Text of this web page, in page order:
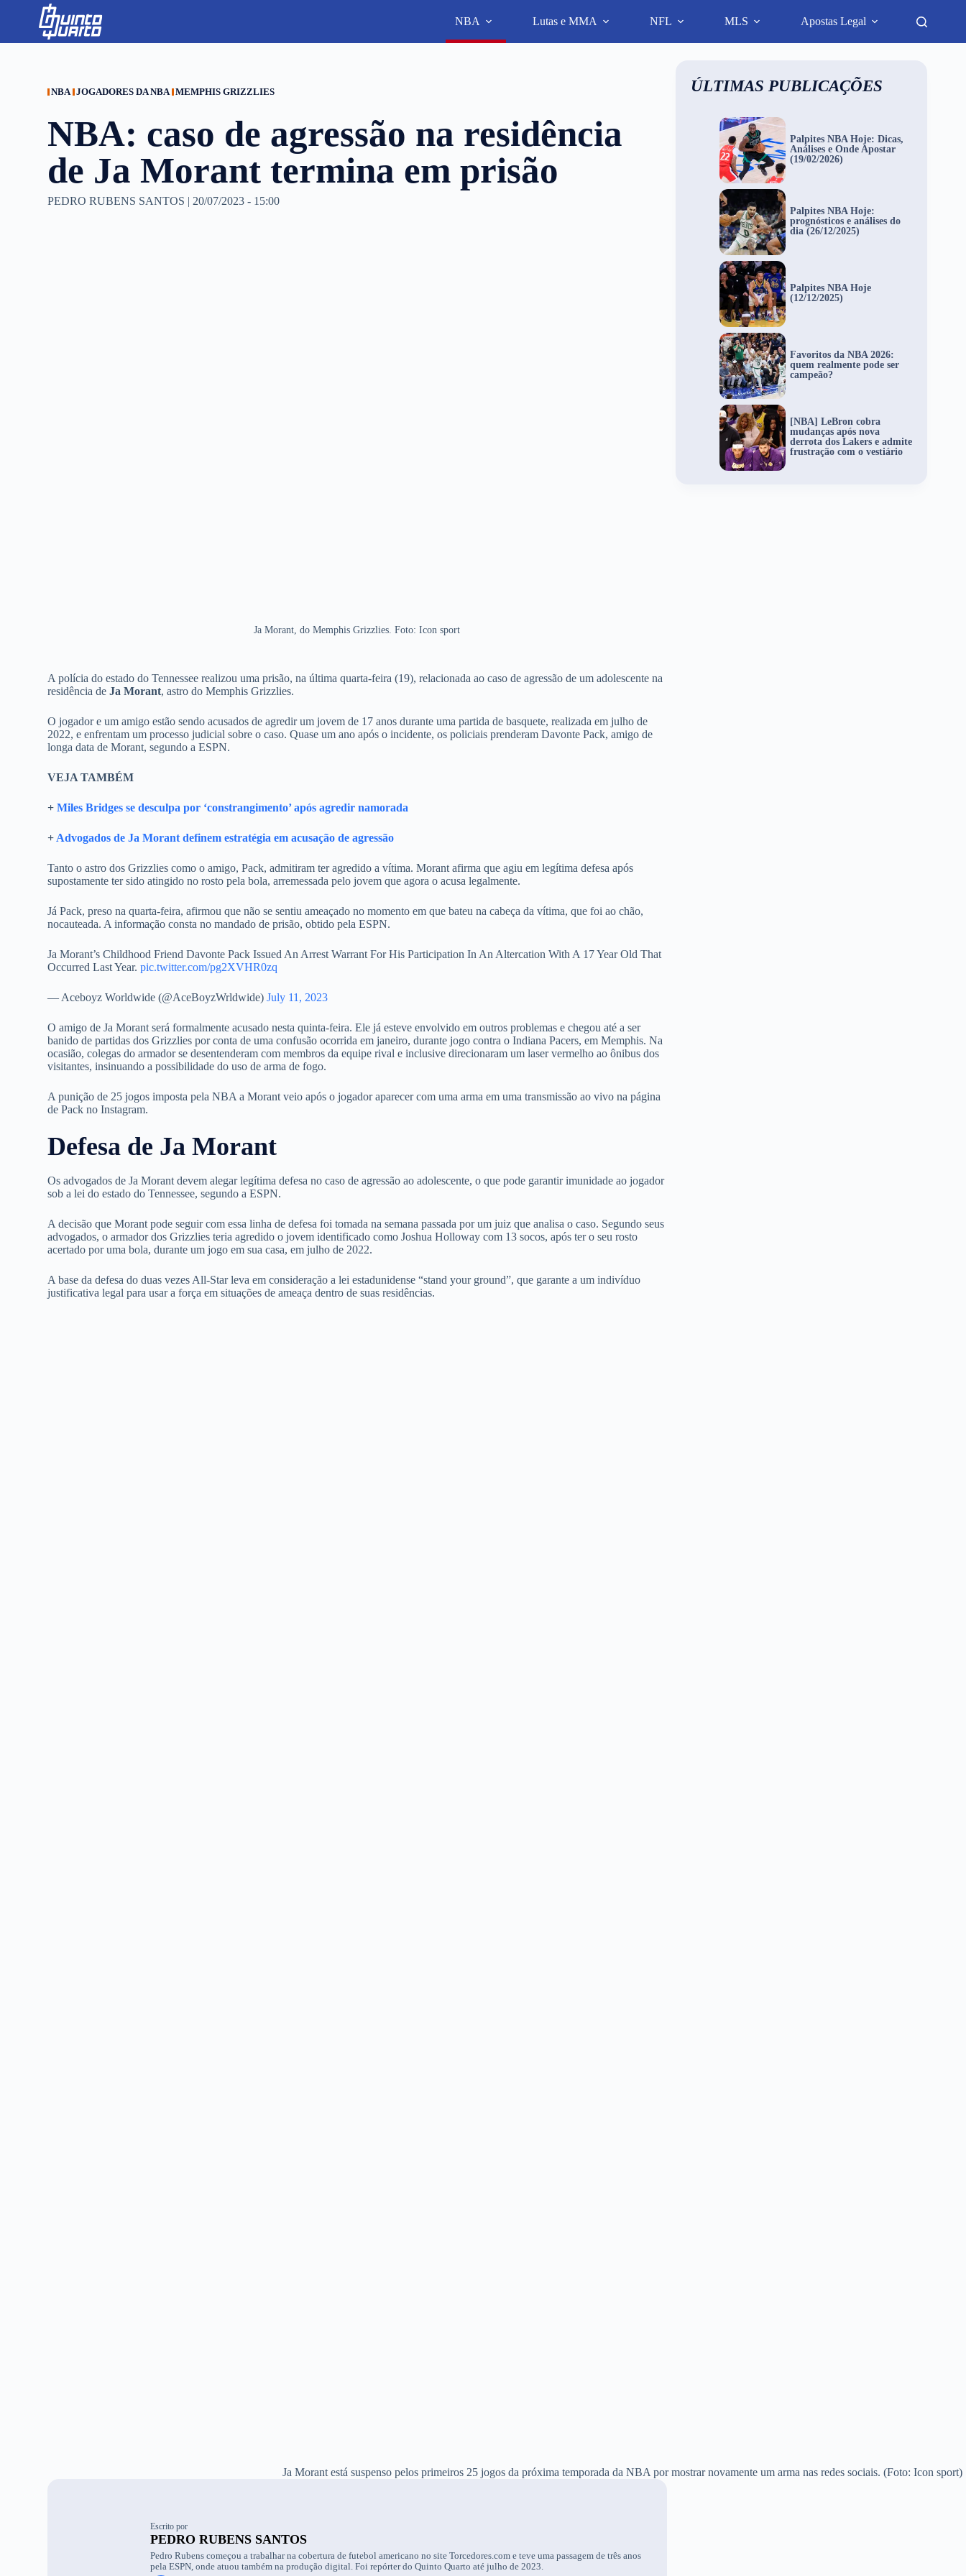
p
NBA Lutas e MMA NFL MLS Apostas Legal
NBA JOGADORES DA NBA MEMPHIS GRIZZLIES
NBA: caso de agressão na residência
de Ja Morant termina em prisão
PEDRO RUBENS SANTOS | 20/07/2023 - 15:00
Ja Morant, do Memphis Grizzlies. Foto: Icon sport
A polícia do estado do Tennessee realizou uma prisão, na última quarta-feira (19), relacionada ao caso de agressão de um adolescente na
residência deJa Morant, astro do Memphis Grizzlies.
O jogador e um amigo estão sendo acusados de agredir um jovem de 17 anos durante uma partida de basquete, realizada em julho de
2022, e enfrentam um processo judicial sobre o caso. Quase um ano após o incidente, os policiais prenderam Davonte Pack, amigo de
longa data de Morant, segundo a ESPN.
VEJA TAMBÉM
+Miles Bridges se desculpa por ‘constrangimento’ após agredir namorada
+ Advogados de Ja Morant definem estratégia em acusação de agressão
Tanto o astro dos Grizzlies como o amigo, Pack, admitiram ter agredido a vítima. Morant afirma que agiu em legítima defesa após
supostamente ter sido atingido no rosto pela bola, arremessada pelo jovem que agora o acusa legalmente.
Já Pack, preso na quarta-feira, afirmou que não se sentiu ameaçado no momento em que bateu na cabeça da vítima, que foi ao chão,
nocauteada. A informação consta no mandado de prisão, obtido pela ESPN.
Ja Morant’s Childhood Friend Davonte Pack Issued An Arrest Warrant For His Participation In An Altercation With A 17 Year Old That
Occurred Last Year.pic.twitter.com/pg2XVHR0zq
— Aceboyz Worldwide (@AceBoyzWrldwide)July 11, 2023
O amigo de Ja Morant será formalmente acusado nesta quinta-feira. Ele já esteve envolvido em outros problemas e chegou até a ser
banido de partidas dos Grizzlies por conta de uma confusão ocorrida em janeiro, durante jogo contra o Indiana Pacers, em Memphis. Na
ocasião, colegas do armador se desentenderam com membros da equipe rival e inclusive direcionaram um laser vermelho ao ônibus dos
visitantes, insinuando a possibilidade do uso de arma de fogo.
A punição de 25 jogos imposta pela NBA a Morant veio após o jogador aparecer com uma arma em uma transmissão ao vivo na página
de Pack no Instagram.
Defesa de Ja Morant
Os advogados de Ja Morant devem alegar legítima defesa no caso de agressão ao adolescente, o que pode garantir imunidade ao jogador
sob a lei do estado do Tennessee, segundo a ESPN.
A decisão que Morant pode seguir com essa linha de defesa foi tomada na semana passada por um juiz que analisa o caso. Segundo seus
advogados, o armador dos Grizzlies teria agredido o jovem identificado como Joshua Holloway com 13 socos, após ter o seu rosto
acertado por uma bola, durante um jogo em sua casa, em julho de 2022.
A base da defesa do duas vezes All-Star leva em consideração a lei estadunidense “stand your ground”, que garante a um indivíduo
justificativa legal para usar a força em situações de ameaça dentro de suas residências.
Ja Morant está suspenso pelos primeiros 25 jogos da próxima temporada da NBA por mostrar novamente um arma nas redes sociais. (Foto: Icon sport)
Escrito por
PEDRO RUBENS SANTOS
Pedro Rubens começou a trabalhar na cobertura de futebol americano no site Torcedores.com e teve uma passagem de três anos
pela ESPN, onde atuou também na produção digital. Foi repórter do Quinto Quarto até julho de 2023.
ÚLTIMAS PUBLICAÇÕES
Palpites NBA Hoje: Dicas,
Análises e Onde Apostar
(19/02/2026)
Palpites NBA Hoje:
prognósticos e análises do
dia (26/12/2025)
Palpites NBA Hoje
(12/12/2025)
Favoritos da NBA 2026:
quem realmente pode ser
campeão?
[NBA] LeBron cobra
mudanças após nova
derrota dos Lakers e admite
frustração com o vestiário